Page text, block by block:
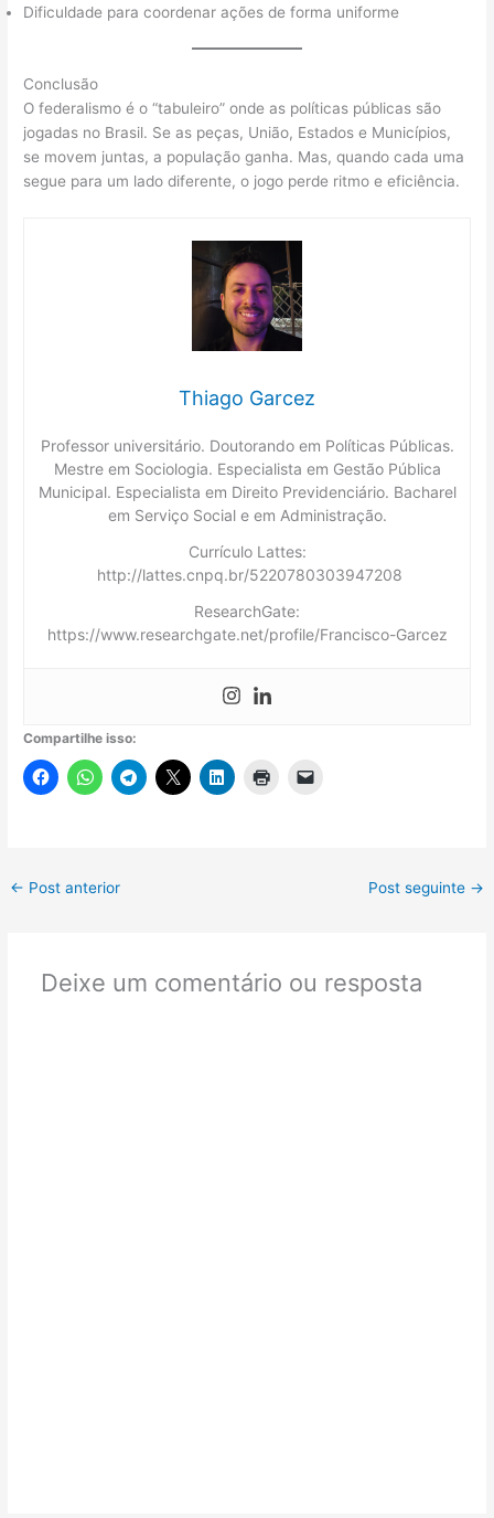
Dificuldade para coordenar ações de forma uniforme
Conclusão
O federalismo é o “tabuleiro” onde as políticas públicas são
jogadas no Brasil. Se as peças, União, Estados e Municípios,
se movem juntas, a população ganha. Mas, quando cada uma
segue para um lado diferente, o jogo perde ritmo e eficiência.
Thiago Garcez
Professor universitário. Doutorando em Políticas Públicas.
Mestre em Sociologia. Especialista em Gestão Pública
Municipal. Especialista em Direito Previdenciário. Bacharel
em Serviço Social e em Administração.
Currículo Lattes:
http://lattes.cnpq.br/5220780303947208
ResearchGate:
https://www.researchgate.net/profile/Francisco-Garcez
Compartilhe isso:
← Post anterior Post seguinte →
Deixe um comentário ou resposta